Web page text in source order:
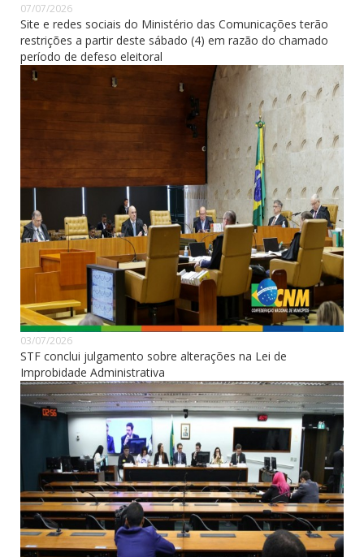
07/07/2026
Site e redes sociais do Ministério das Comunicações terão
restrições a partir deste sábado (4) em razão do chamado
período de defeso eleitoral
03/07/2026
STF conclui julgamento sobre alterações na Lei de
Improbidade Administrativa